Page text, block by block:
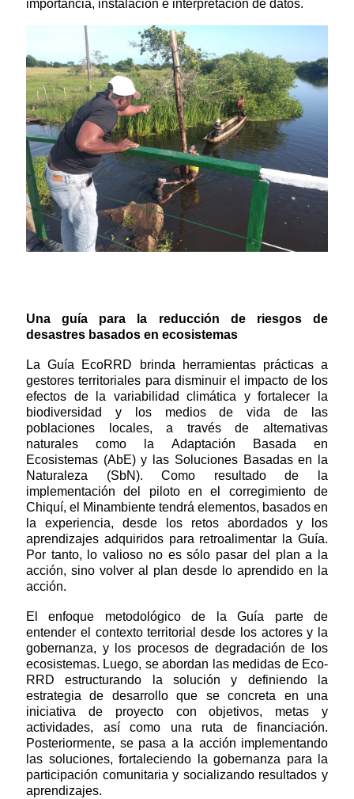
importancia, instalación e interpretación de datos.
Una guía para la reducción de riesgos de
desastres basados en ecosistemas
La Guía EcoRRD brinda herramientas prácticas a
gestores territoriales para disminuir el impacto de los
efectos de la variabilidad climática y fortalecer la
biodiversidad y los medios de vida de las
poblaciones locales, a través de alternativas
naturales como la Adaptación Basada en
Ecosistemas (AbE) y las Soluciones Basadas en la
Naturaleza (SbN). Como resultado de la
implementación del piloto en el corregimiento de
Chiquí, el Minambiente tendrá elementos, basados en
la experiencia, desde los retos abordados y los
aprendizajes adquiridos para retroalimentar la Guía.
Por tanto, lo valioso no es sólo pasar del plan a la
acción, sino volver al plan desde lo aprendido en la
acción.
El enfoque metodológico de la Guía parte de
entender el contexto territorial desde los actores y la
gobernanza, y los procesos de degradación de los
ecosistemas. Luego, se abordan las medidas de Eco-
RRD estructurando la solución y definiendo la
estrategia de desarrollo que se concreta en una
iniciativa de proyecto con objetivos, metas y
actividades, así como una ruta de financiación.
Posteriormente, se pasa a la acción implementando
las soluciones, fortaleciendo la gobernanza para la
participación comunitaria y socializando resultados y
aprendizajes.